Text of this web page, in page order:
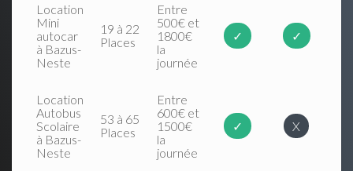
Location
Mini
autocar
à Bazus-
Neste
19 à 22
Places
Entre
500€ et
1800€
la
journée
✓ ✓
Location
Autobus
Scolaire
à Bazus-
Neste
53 à 65
Places
Entre
600€ et
1500€
la
journée
✓ X